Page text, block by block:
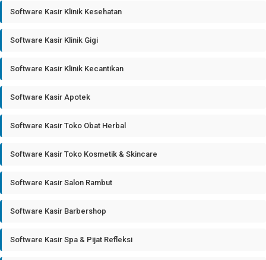
Software Kasir Klinik Kesehatan
Software Kasir Klinik Gigi
Software Kasir Klinik Kecantikan
Software Kasir Apotek
Software Kasir Toko Obat Herbal
Software Kasir Toko Kosmetik & Skincare
Software Kasir Salon Rambut
Software Kasir Barbershop
Software Kasir Spa & Pijat Refleksi